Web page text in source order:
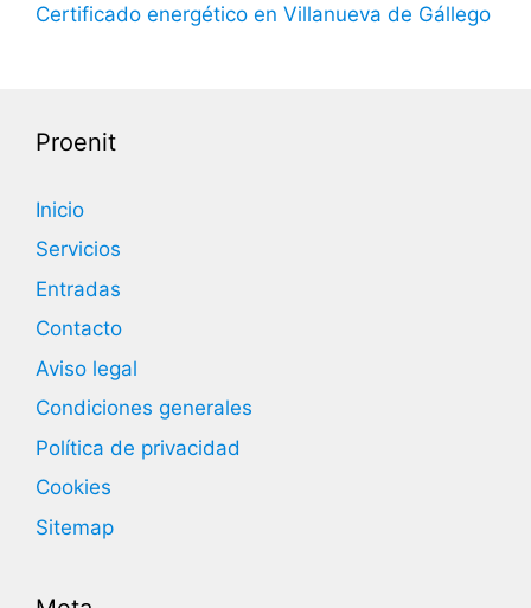
Certificado energético en Villanueva de Gállego
Proenit
Inicio
Servicios
Entradas
Contacto
Aviso legal
Condiciones generales
Política de privacidad
Cookies
Sitemap